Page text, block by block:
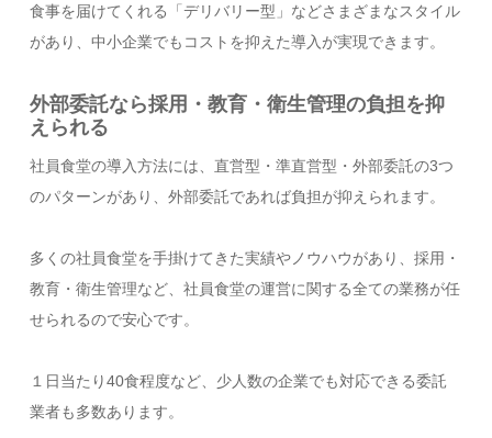
食事を届けてくれる「デリバリー型」などさまざまなスタイル
があり、中小企業でもコストを抑えた導入が実現できます。
外部委託なら採用・教育・衛生管理の負担を抑
えられる
社員食堂の導入方法には、直営型・準直営型・外部委託の3つ
のパターンがあり、外部委託であれば負担が抑えられます。
多くの社員食堂を手掛けてきた実績やノウハウがあり、採用・
教育・衛生管理など、社員食堂の運営に関する全ての業務が任
せられるので安心です。
１日当たり40食程度など、少人数の企業でも対応できる委託
業者も多数あります。